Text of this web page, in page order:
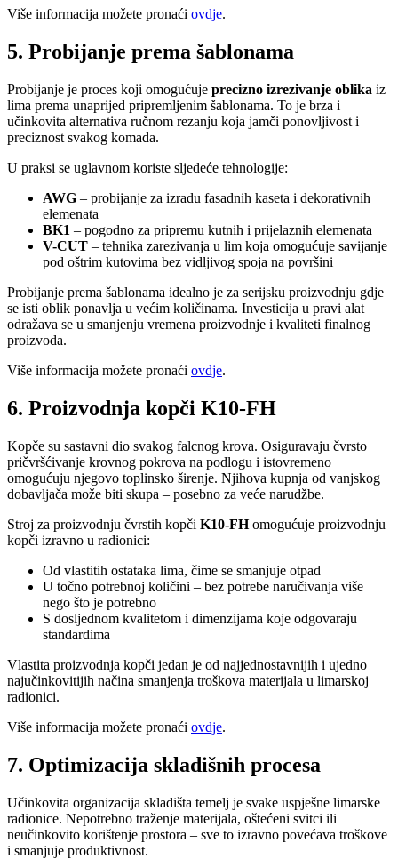
Više informacija možete pronaći ovdje.
5. Probijanje prema šablonama
Probijanje je proces koji omogućuje precizno izrezivanje oblika iz
lima prema unaprijed pripremljenim šablonama. To je brza i
učinkovita alternativa ručnom rezanju koja jamči ponovljivost i
preciznost svakog komada.
U praksi se uglavnom koriste sljedeće tehnologije:
AWG – probijanje za izradu fasadnih kaseta i dekorativnih
elemenata
BK1 – pogodno za pripremu kutnih i prijelaznih elemenata
V-CUT – tehnika zarezivanja u lim koja omogućuje savijanje
pod oštrim kutovima bez vidljivog spoja na površini
Probijanje prema šablonama idealno je za serijsku proizvodnju gdje
se isti oblik ponavlja u većim količinama. Investicija u pravi alat
odražava se u smanjenju vremena proizvodnje i kvaliteti finalnog
proizvoda.
Više informacija možete pronaći ovdje.
6. Proizvodnja kopči K10-FH
Kopče su sastavni dio svakog falcnog krova. Osiguravaju čvrsto
pričvršćivanje krovnog pokrova na podlogu i istovremeno
omogućuju njegovo toplinsko širenje. Njihova kupnja od vanjskog
dobavljača može biti skupa – posebno za veće narudžbe.
Stroj za proizvodnju čvrstih kopči K10-FHomogućuje proizvodnju
kopči izravno u radionici:
Od vlastitih ostataka lima, čime se smanjuje otpad
U točno potrebnoj količini – bez potrebe naručivanja više
nego što je potrebno
S dosljednom kvalitetom i dimenzijama koje odgovaraju
standardima
Vlastita proizvodnja kopči jedan je od najjednostavnijih i ujedno
najučinkovitijih načina smanjenja troškova materijala u limarskoj
radionici.
Više informacija možete pronaći ovdje.
7. Optimizacija skladišnih procesa
Učinkovita organizacija skladišta temelj je svake uspješne limarske
radionice. Nepotrebno traženje materijala, oštećeni svitci ili
neučinkovito korištenje prostora – sve to izravno povećava troškove
i smanjuje produktivnost.